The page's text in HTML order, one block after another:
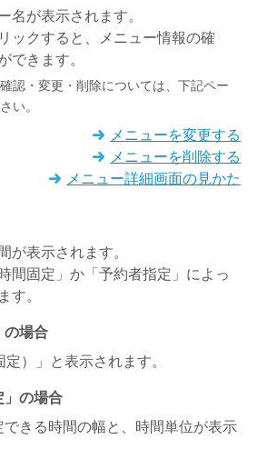
名が表示されます。
ックすると、メニュー情報の確
できます。
認・変更・削除については、下記ペー
い。
メニューを変更する
メニューを削除する
メニュー詳細画面の見かた
が表示されます。
間固定」か「予約者指定」によっ
す。
の場合
定）」と表示されます。
」の場合
きる時間の幅と、時間単位が表示